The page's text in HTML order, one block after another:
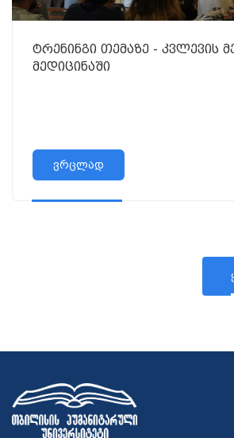
ტრენინგი თემაზე - კვლევის
მედიცინაში
ვრცლად